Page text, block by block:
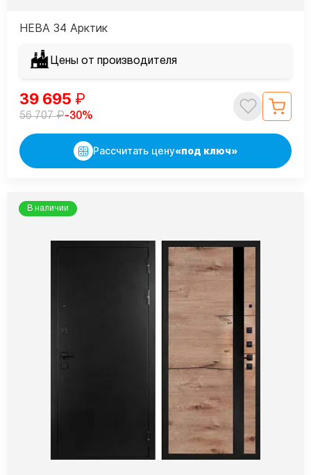
НЕВА 34 Арктик
Цены от производителя
39 695 ₽
56 707₽-30%
Рассчитать цену«под ключ»
В наличии